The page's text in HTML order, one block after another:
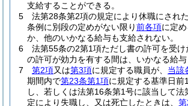
支給することができる。
5
法第28条第2項の規定により休職にされ
条例に別段の定めがない限り前各項に定
か、他のいかなる給与も支給されない。
6
法第55条の2第1項ただし書の許可を受け
の許可が効力を有する間は、いかなる給与
7
第2項又は第3項に規定する職員が、 当該
期間内で第23条第1項に規定する基準日前
し、若しくは法第16条第1号に該当して法
定により失職し、又は死亡したときは、